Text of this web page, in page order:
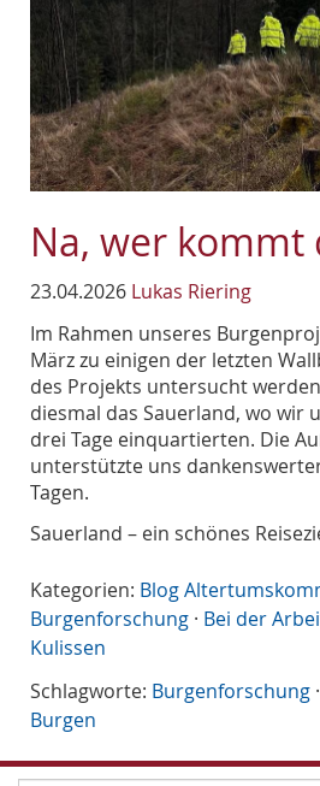
Na, wer kommt
23.04.2026 Lukas Riering
Im Rahmen unseres
März zu einigen der letzten
des Projekts untersucht
diesmal das Sauerland, wo wir
drei Tage einquartierten. Die
unterstützte uns
Tagen.
Sauerland – ein schönes
Kategorien: Blog
Burgenforschung · Bei der
Kulissen
Schlagworte: Burgenforschung ·
Burgen